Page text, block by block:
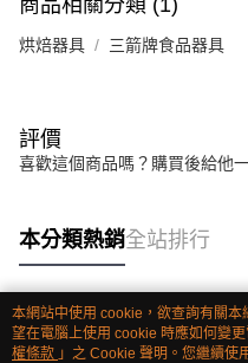
商品相關分類 (1)
烘焙器具 三箭牌食品器具
評價
喜歡這個商品嗎？購買後給他
本分類熱銷全站排行
熱門標籤
本網站中使用 cookie，欲查詢有關
望在電腦上使用 cookie 時應如何變
權條款 」之 Cookie 聲明。您繼續使